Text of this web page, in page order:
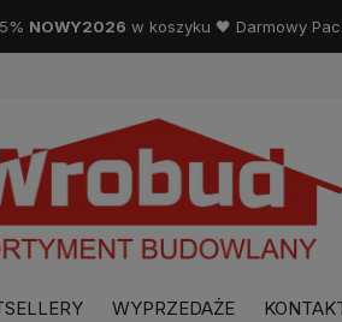
NOWY2026 w koszyku 🖤 Darmowy
WYPRZEDAŻE